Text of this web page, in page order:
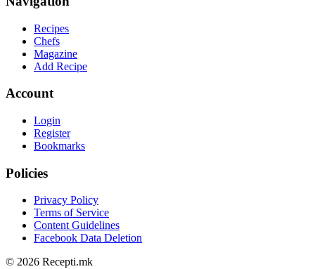
Recipes
Chefs
Magazine
Add Recipe
Account
Login
Register
Bookmarks
Policies
Privacy Policy
Terms of Service
Content Guidelines
Facebook Data Deletion
© 2026 Recepti.mk